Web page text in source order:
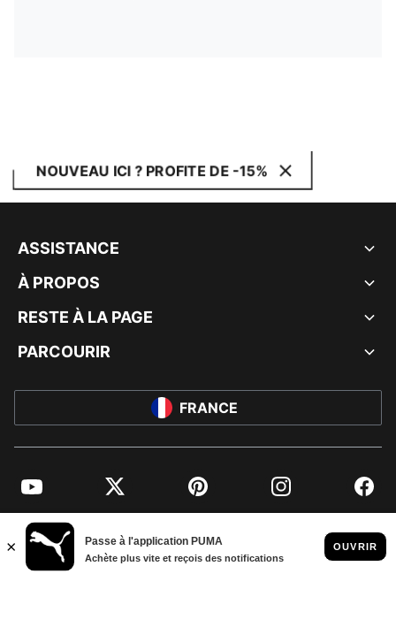
NOUVEAU ICI ? PROFITE DE -15%
ASSISTANCE
À PROPOS
RESTE À LA PAGE
PARCOURIR
FRANCE
YouTube Twitter Pinterest Instagram
© PUMA EUROPE GMBH, 2026. TOUS DROITS RÉSERVÉS
MENTIONS ET DONNÉES LÉGALES